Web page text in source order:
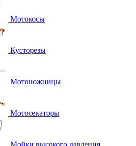
Мотокосы
Кусторезы
Мотоножницы
Мотосекаторы
Мойки высокого давления